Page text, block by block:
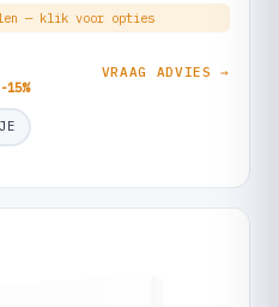
— klik voor opties
-15%
VRAAG ADVIES →